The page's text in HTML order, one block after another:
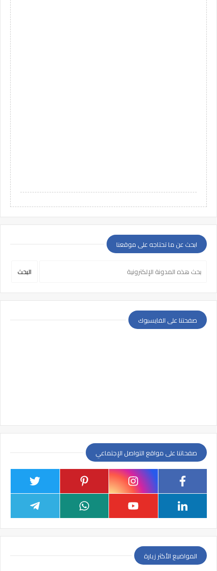
ابحث عن ما تحتاجه على موقعنا
صفحتنا على الفايسبوك
صفحاتنا على مواقع التواصل الإجتماعي
المواضيع الأكثر زيارة